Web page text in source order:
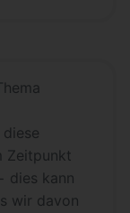
Zeitpunkt
dies kann
wir davon